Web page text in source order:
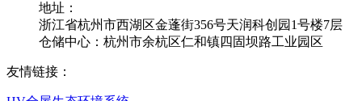
地址：
浙江省杭州市西湖区金蓬街356号天润科创园1号楼7层
仓储中心：杭州市余杭区仁和镇四固坝路工业园区
友情链接：